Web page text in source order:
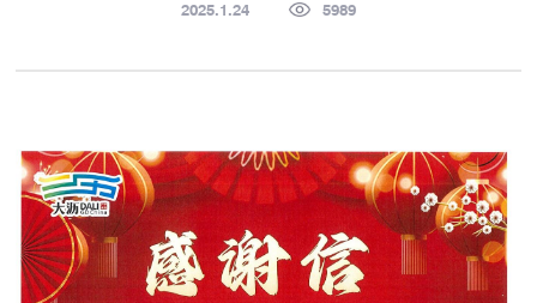
2025.1.24 5989